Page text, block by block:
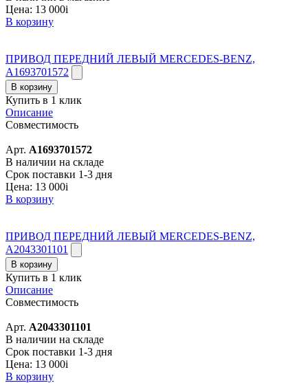
Цена: 13 000i
В корзину
ПРИВОД ПЕРЕДНИЙ ЛЕВЫЙ MERCEDES-BENZ,
A1693701572
В корзину
Купить в 1 клик
Описание
Совместимость
Арт. A1693701572
В наличии на складе
Срок поставки 1-3 дня
Цена: 13 000i
В корзину
ПРИВОД ПЕРЕДНИЙ ЛЕВЫЙ MERCEDES-BENZ,
A2043301101
В корзину
Купить в 1 клик
Описание
Совместимость
Арт. A2043301101
В наличии на складе
Срок поставки 1-3 дня
Цена: 13 000i
В корзину